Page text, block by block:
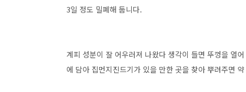
3일 정도 밀폐해 둡니다.
계피 성분이 잘 어우러져 나왔다 생각이 들면 뚜껑을 열
에 담아 집먼지진드기가 있을 만한 곳을 찾아 뿌려주면